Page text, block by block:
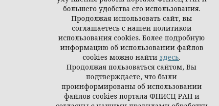
Материалы журнала доступны по
лицензииCreative Commons Attribution
International 4.0 (CC BY).
Издатель:ФНИСЦ РАН .
большего удобства его использования.
Продолжая использовать сайт, вы
соглашаетесь с нашей политикой
использования cookies. Более подробную
информацию об использовании файлов
cookies можно найти здесь.
Продолжая пользоваться сайтом, Вы
подтверждаете, что были
проинформированы об использовании
файлов cookies портала ФНИСЦ РАН и